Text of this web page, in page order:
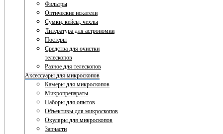
Фильтры
Оптические искатели
Сумки, кейсы, чехлы
Литература для астрономии
Постеры
Средства для очистки
телескопов
Разное для телескопов
Аксессуары для микроскопов
Камеры для микроскопов
Микропрепараты
Наборы для опытов
Объективы для микроскопов
Окуляры для микроскопов
Запчасти